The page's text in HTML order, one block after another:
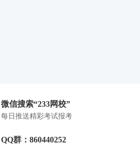
微信搜索“233网校”
每日推送精彩考试报考
QQ群：860440252